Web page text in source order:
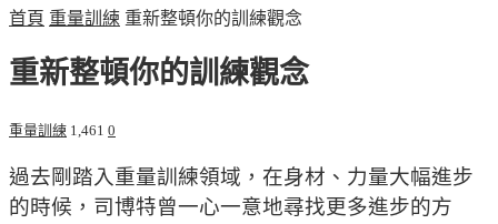
首頁 重量訓練 重新整頓你的訓練觀念
重新整頓你的訓練觀念
重量訓練 1,461 0
過去剛踏入重量訓練領域，在身材、力量大幅進步
的時候，司博特曾一心一意地尋找更多進步的方